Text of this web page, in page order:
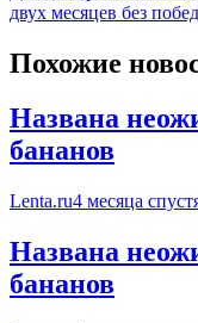
двух месяцев без побед
Похожие
Названа
бананов
Lenta.ru4 месяца
Названа
бананов